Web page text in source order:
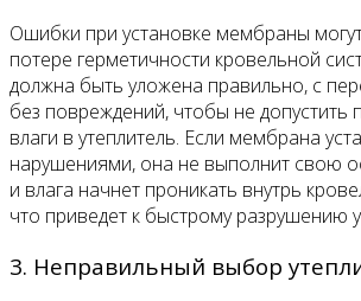
Ошибки при установке мембраны
потере герметичности кровельной
должна быть уложена правильно, с
без повреждений, чтобы не допустить
влаги в утеплитель. Если мембрана
нарушениями, она не выполнит свою
и влага начнет проникать внутрь
что приведет к быстрому разрушению
3. Неправильный выбор